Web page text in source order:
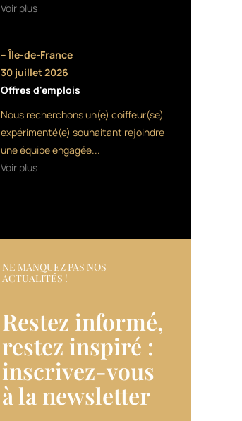
Voir plus
– Île-de-France
30 juillet 2026
Offres d'emplois
Nous recherchons un(e) coiffeur(se)
expérimenté(e) souhaitant rejoindre
une équipe engagée...
Voir plus
NE MANQUEZ PAS NOS
ACTUALITÉS !
Restez informé,
restez inspiré :
inscrivez-vous
à la newsletter​